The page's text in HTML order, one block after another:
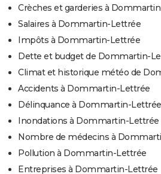
Crèches et garderies à
Salaires à Dommartin-Lettrée
Impôts à Dommartin-Lettrée
Dette et budget de Dommartin-
Climat et historique météo de
Accidents à Dommartin-Lettrée
Délinquance à Dommartin-Lettrée
Inondations à Dommartin-Lettrée
Nombre de médecins à
Pollution à Dommartin-Lettrée
Entreprises à Dommartin-Lettrée